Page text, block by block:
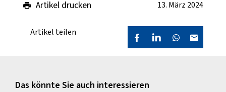
Artikel drucken 13. März 2024
Artikel teilen
Das könnte Sie auch interessieren